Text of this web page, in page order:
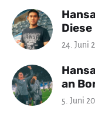
24. Juni
an
5. Juni